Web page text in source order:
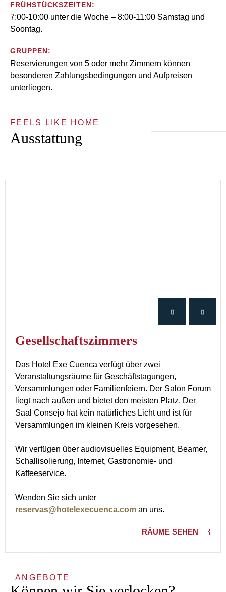
FRÜHSTÜCKSZEITEN:
7:00-10:00 unter die Woche – 8:00-11:00 Samstag und
Soontag.
GRUPPEN:
Reservierungen von 5 oder mehr Zimmern können
besonderen Zahlungsbedingungen und Aufpreisen
unterliegen.
FEELS LIKE HOME
Ausstattung
Gesellschaftszimmers
Das Hotel Exe Cuenca verfügt über zwei
Veranstaltungsräume für Geschäftstagungen,
Versammlungen oder Familienfeiern. Der Salon Forum
liegt nach außen und bietet den meisten Platz. Der
Saal Consejo hat kein natürliches Licht und ist für
Versammlungen im kleinen Kreis vorgesehen.
Wir verfügen über audiovisuelles Equipment, Beamer,
Schallisolierung, Internet, Gastronomie- und
Kaffeeservice.
Wenden Sie sich unter
reservas@hotelexecuenca.com an uns.
RÄUME SEHEN
ANGEBOTE